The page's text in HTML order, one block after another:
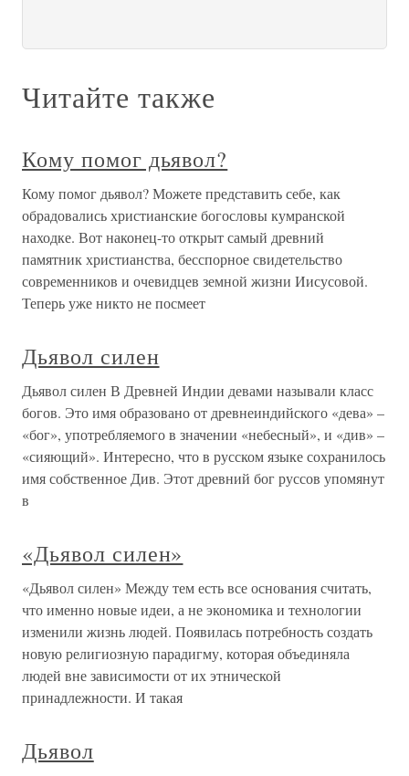
Читайте также
Кому помог дьявол?
Кому помог дьявол? Можете представить себе, как
обрадовались христианские богословы кумранской
находке. Вот наконец-то открыт самый древний
памятник христианства, бесспорное свидетельство
современников и очевидцев земной жизни Иисусовой.
Теперь уже никто не посмеет
Дьявол силен
Дьявол силен В Древней Индии девами называли класс
богов. Это имя образовано от древнеиндийского «дева» –
«бог», употребляемого в значении «небесный», и «див» –
«сияющий». Интересно, что в русском языке сохранилось
имя собственное Див. Этот древний бог руссов упомянут
в
«Дьявол силен»
«Дьявол силен» Между тем есть все основания считать,
что именно новые идеи, а не экономика и технологии
изменили жизнь людей. Появилась потребность создать
новую религиозную парадигму, которая объединяла
людей вне зависимости от их этнической
принадлежности. И такая
Дьявол